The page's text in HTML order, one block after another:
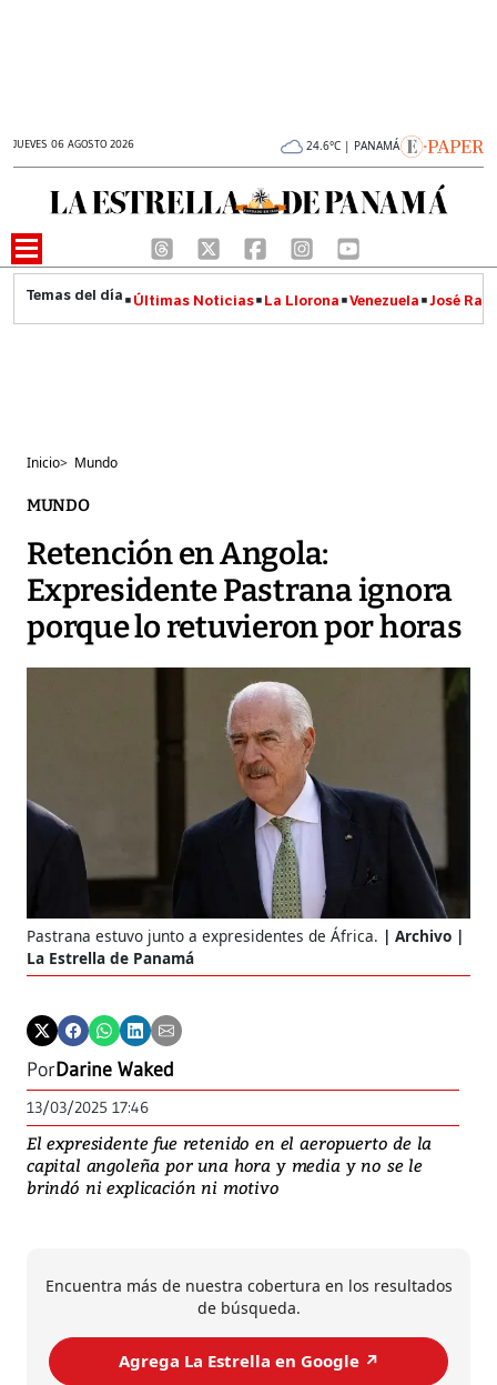
JUEVES 06 AGOSTO 2026 24.6°C | PANAMÁ
Últimas Noticias La Llorona Venezuela José
Inicio> Mundo
MUNDO
Retención en Angola:
Expresidente Pastrana ignora
porque lo retuvieron por horas
Pastrana estuvo junto a expresidentes de África.
Archivo |
La Estrella de Panamá
PorDarine Waked
13/03/2025 17:46
El expresidente fue retenido en el aeropuerto de la
capital angoleña por una hora y media y no se le
brindó ni explicación ni motivo
Encuentra más de nuestra cobertura en los resultados
de búsqueda.
Agrega La Estrella en Google ↗️